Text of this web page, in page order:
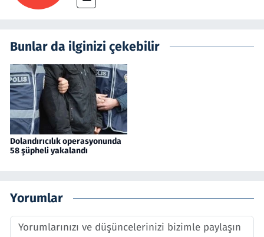
Bunlar da ilginizi çekebilir
Dolandırıcılık operasyonunda
58 şüpheli yakalandı
Yorumlar